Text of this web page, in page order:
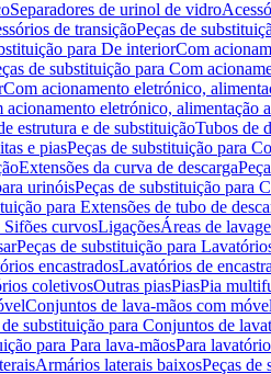
Separadores de urinol de vidro
de transiçãoPeças de
para De interiorCom
de substituição para Com
Com acionamento eletrónico,
acionamento eletrónico, alimentação
estrutura e de substituiçãoTubos de
e piasPeças de substituição para
Extensões da curva de descarga
urinóisPeças de substituição para
para Extensões de tubo de
Sifões curvosLigaçõesÁreas de
Peças de substituição para
encastradosLavatórios de
coletivosOutras piasPiasPia
Conjuntos de lava-mãos com móvel
de substituição para Conjuntos de
para Para lava-mãosPara
Armários laterais baixosPeças de